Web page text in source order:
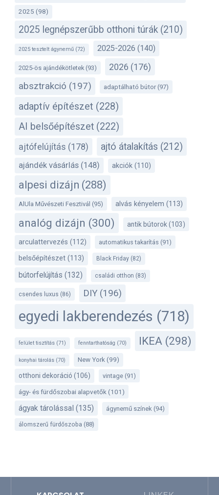
2025 (98)
2025 legnépszerűbb otthoni túrák (210)
2025 tesztelt ágynemű (72) 2025-2026 (140)
2025-ös ajándékötletek (93) 2026 (176)
absztrakció (197) adaptálható bútor(97)
adaptív építészet (228)
AI belsőépítészet (222)
ajtófelújítás (178) ajtó átalakítás (212)
ajándék vásárlás (148) akciók (110)
alpesi dizájn (288)
AlUla Művészeti Fesztivál (95) alvás kényelem (113)
analóg dizájn (300) antik bútorok(103)
arculattervezés (112) automatikus takarítás (91)
belsőépítészet (113) Black Friday (82)
bútorfelújítás (132) családi otthon (83)
csendes luxus (86) DIY (196)
egyedi lakberendezés (718)
felület tisztítás (71) fenntarthatóság (70) IKEA (298)
konyhai tárolás (70) New York (99)
otthoni dekoráció (106) vintage (91)
ágy- és fürdőszobai alapvetők(101)
ágyak tárolással (135) ágynemű színek (94)
álomszerű fürdőszoba (88)